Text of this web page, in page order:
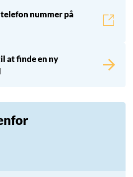
nummer på
at finde en ny